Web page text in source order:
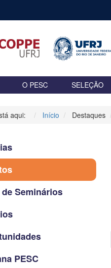
O PESC SELEÇÃO
aqui: Início Destaques
Seminários
PESC